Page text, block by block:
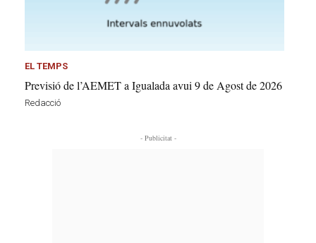
EL TEMPS
Previsió de l’AEMET a Igualada avui 9 de Agost de 2026
Redacció
- Publicitat -